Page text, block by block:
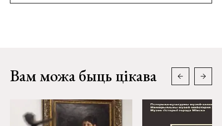
Вам можа быць цікава